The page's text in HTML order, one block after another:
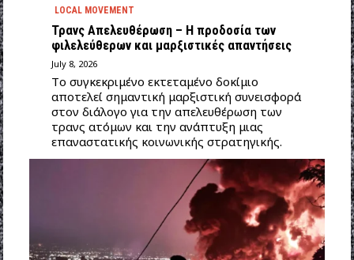
LOCAL MOVEMENT
Τρανς Απελευθέρωση – Η προδοσία των
φιλελεύθερων και μαρξιστικές απαντήσεις
July 8, 2026
Tο συγκεκριμένο εκτεταμένο δοκίμιο
αποτελεί σημαντική μαρξιστική συνεισφορά
στον διάλογο για την απελευθέρωση των
τρανς ατόμων και την ανάπτυξη μιας
επαναστατικής κοινωνικής στρατηγικής.